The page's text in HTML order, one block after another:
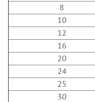
8
10
12
16
20
24
25
30